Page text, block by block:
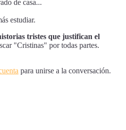
de casa...
estudiar.
tristes que justifican el
"Cristinas" por todas partes.
para unirse a la conversación.